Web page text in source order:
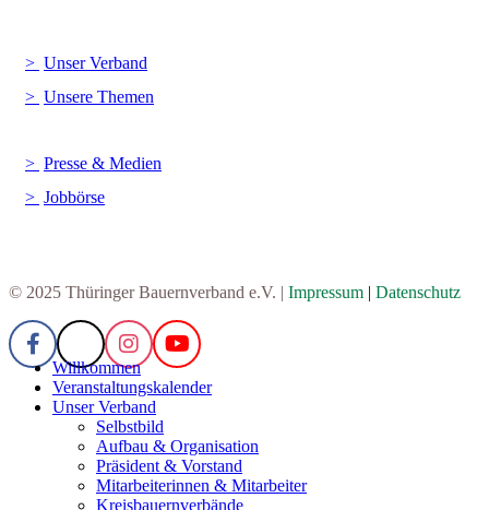
Unser Verband
Unsere Themen
Presse & Medien
Jobbörse
© 2025 Thüringer Bauernverband e.V. | Impressum | Datenschutz
Willkommen
Veranstaltungskalender
Unser Verband
Selbstbild
Aufbau & Organisation
Präsident & Vorstand
Mitarbeiterinnen & Mitarbeiter
Kreisbauernverbände